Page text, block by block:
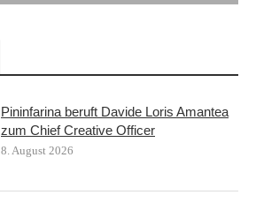
Pininfarina beruft Davide Loris Amantea
zum Chief Creative Officer
8. August 2026